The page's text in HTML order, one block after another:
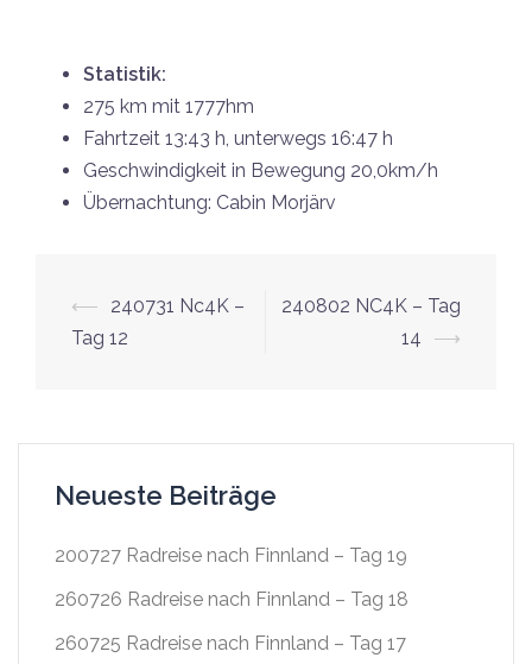
Statistik:
275 km mit 1777hm
Fahrtzeit 13:43 h, unterwegs 16:47 h
Geschwindigkeit in Bewegung 20,0km/h
Übernachtung: Cabin Morjärv
Beitrags-
Navigation
⟵
240731 Nc4K –
Tag 12
240802 NC4K – Tag
14
⟶
Neueste Beiträge
200727 Radreise nach Finnland – Tag 19
260726 Radreise nach Finnland – Tag 18
260725 Radreise nach Finnland – Tag 17